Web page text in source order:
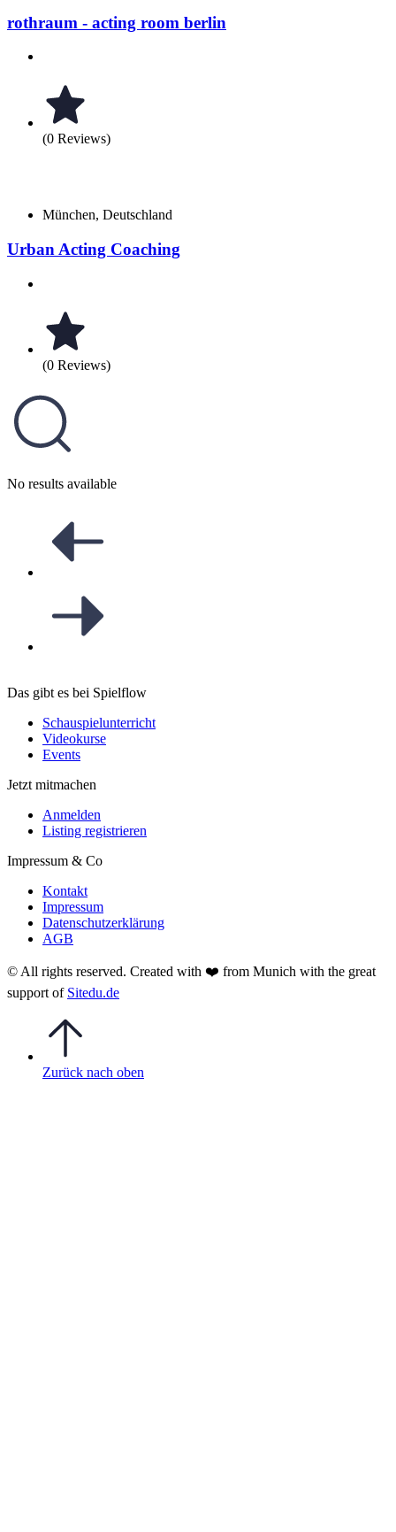
rothraum - acting room berlin
(0 Reviews)
München, Deutschland
Urban Acting Coaching
(0 Reviews)
No results available
Das gibt es bei Spielflow
Schauspielunterricht
Videokurse
Events
Jetzt mitmachen
Anmelden
Listing registrieren
Impressum & Co
Kontakt
Impressum
Datenschutzerklärung
AGB
© All rights reserved. Created with ❤️ from Munich with the great
support of Sitedu.de
Zurück nach oben